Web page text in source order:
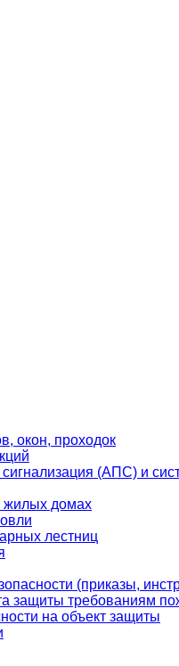
окон, проходок
(АПС) и
жилых домах
лестниц
(приказы,
защиты требованиям
на объект защиты